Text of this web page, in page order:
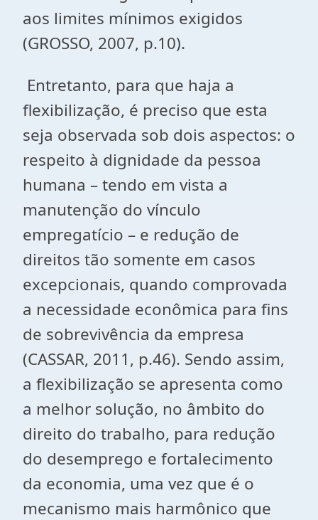
aos limites mínimos exigidos
(GROSSO, 2007, p.10).
Entretanto, para que haja a
flexibilização, é preciso que esta
seja observada sob dois aspectos: o
respeito à dignidade da pessoa
humana – tendo em vista a
manutenção do vínculo
empregatício – e redução de
direitos tão somente em casos
excepcionais, quando comprovada
a necessidade econômica para fins
de sobrevivência da empresa
(CASSAR, 2011, p.46). Sendo assim,
a flexibilização se apresenta como
a melhor solução, no âmbito do
direito do trabalho, para redução
do desemprego e fortalecimento
da economia, uma vez que é o
mecanismo mais harmônico que